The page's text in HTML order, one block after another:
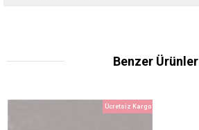
Benzer Ürünler
Ücretsiz Kargo